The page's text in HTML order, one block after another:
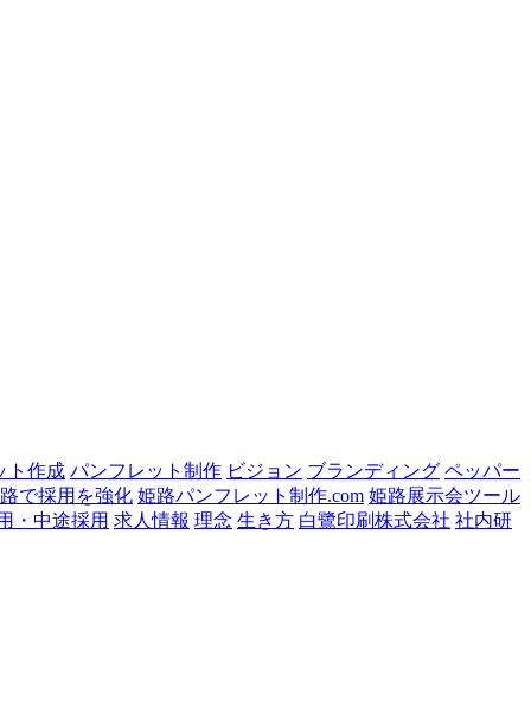
ト作成 パンフレット制作 ビジョン ブランディング ペッパー
で採用を強化 姫路パンフレット制作.com 姫路展示会ツール
・中途採用 求人情報 理念 生き方 白鷺印刷株式会社 社内研